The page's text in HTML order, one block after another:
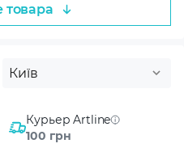
Київ
Курьер Artline
100 грн